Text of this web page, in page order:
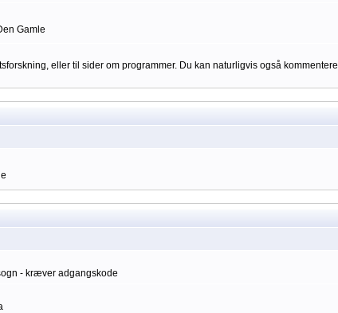
Gamle
eller til sider om programmer. Du kan naturligvis også kommentere
- kræver adgangskode